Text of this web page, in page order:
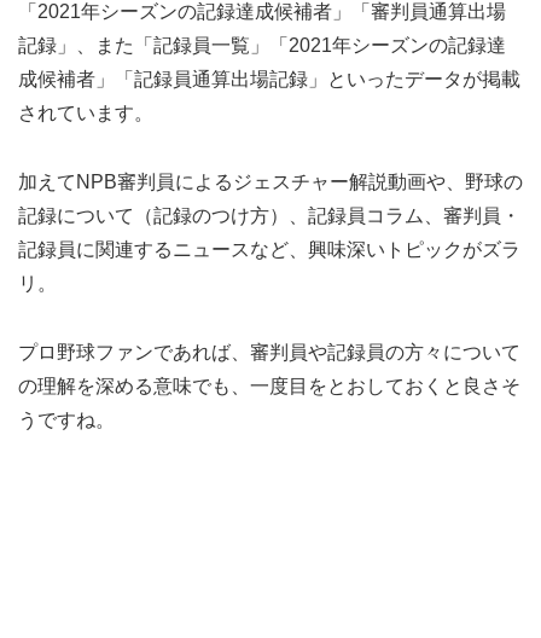
「2021年シーズンの記録達成候補者」「審判員通算出場
記録」、また「記録員一覧」「2021年シーズンの記録達
成候補者」「記録員通算出場記録」といったデータが掲載
されています。
加えてNPB審判員によるジェスチャー解説動画や、野球の
記録について（記録のつけ方）、記録員コラム、審判員・
記録員に関連するニュースなど、興味深いトピックがズラ
リ。
プロ野球ファンであれば、審判員や記録員の方々について
の理解を深める意味でも、一度目をとおしておくと良さそ
うですね。